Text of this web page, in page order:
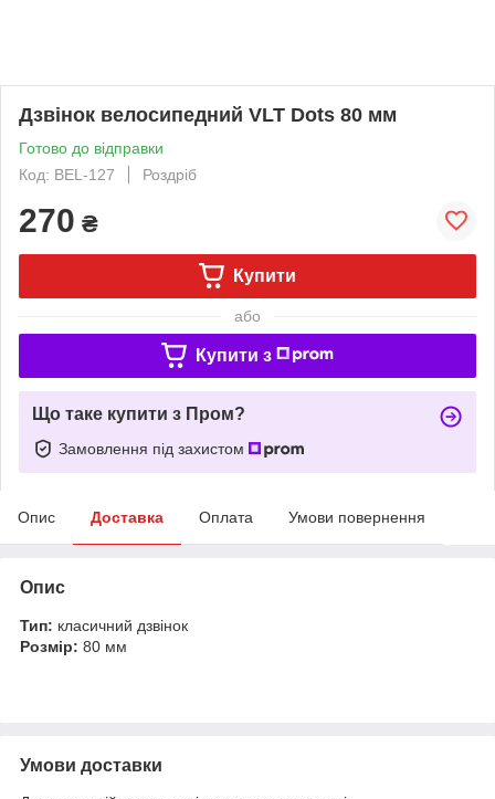
Дзвінок велосипедний VLT Dots 80 мм
Готово до відправки
Код: BEL-127
Роздріб
270 ₴
Купити
або
Купити з
Що таке купити з Пром?
Замовлення під захистом
Опис Доставка Оплата Умови повернення
Опис
Тип: класичний дзвінок
Розмір: 80 мм
Умови доставки